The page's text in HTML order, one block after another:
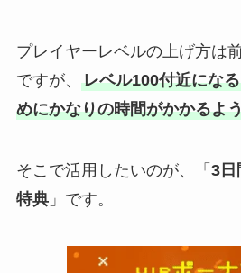
プレイヤーレベルの上げ方は
ですが、 レベル100付近にな
めにかなりの時間がかかるよ
そこで活用したいのが、「 3日
特典」です。